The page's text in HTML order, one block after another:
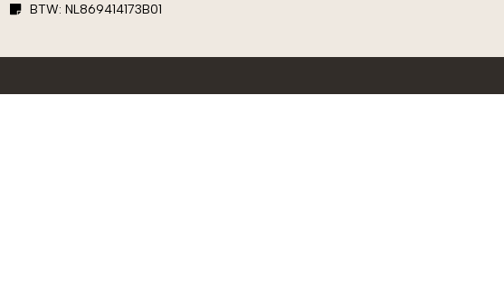
BTW: NL869414173B01